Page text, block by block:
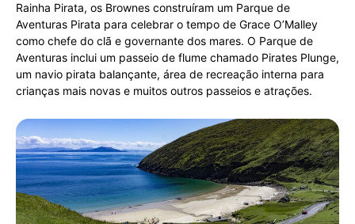
Rainha Pirata, os Brownes construíram um Parque de
Aventuras Pirata para celebrar o tempo de Grace O’Malley
como chefe do clã e governante dos mares. O Parque de
Aventuras inclui um passeio de flume chamado Pirates Plunge,
um navio pirata balançante, área de recreação interna para
crianças mais novas e muitos outros passeios e atrações.